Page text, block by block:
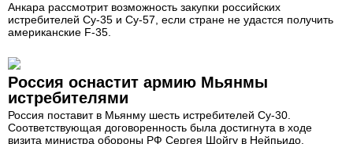
Анкара рассмотрит возможность закупки российских
истребителей Су-35 и Су-57, если стране не удастся получить
американские F-35.
Россия оснастит армию Мьянмы
истребителями
Россия поставит в Мьянму шесть истребителей Су-30.
Соответствующая договоренность была достигнута в ходе
визита министра обороны РФ Сергея Шойгу в Нейпьидо.